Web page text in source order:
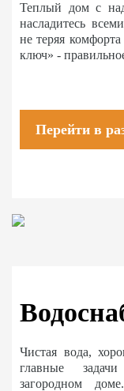
Теплый дом с
насладитесь
не теряя
ключ» -
Перейти в
Чистая вода,
главные
загородном